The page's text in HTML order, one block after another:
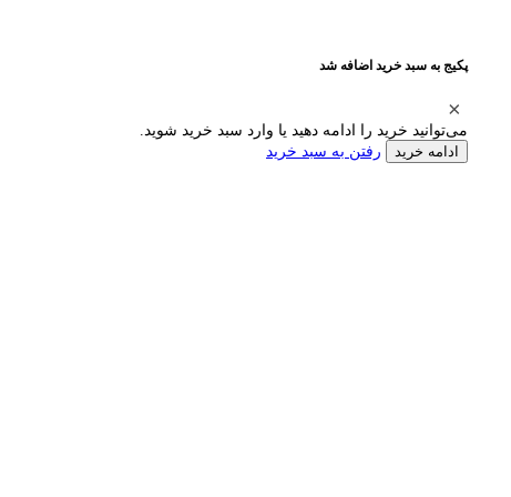
پکیج به سبد خرید اضافه شد
می‌توانید خرید را ادامه دهید یا وارد سبد خرید شوید.
ادامه خرید رفتن به سبد خرید